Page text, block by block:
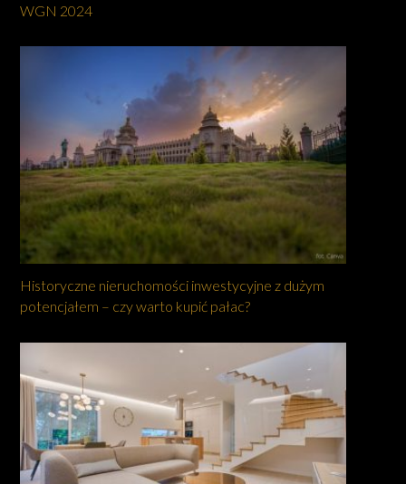
WGN 2024
Historyczne nieruchomości inwestycyjne z dużym
potencjałem – czy warto kupić pałac?